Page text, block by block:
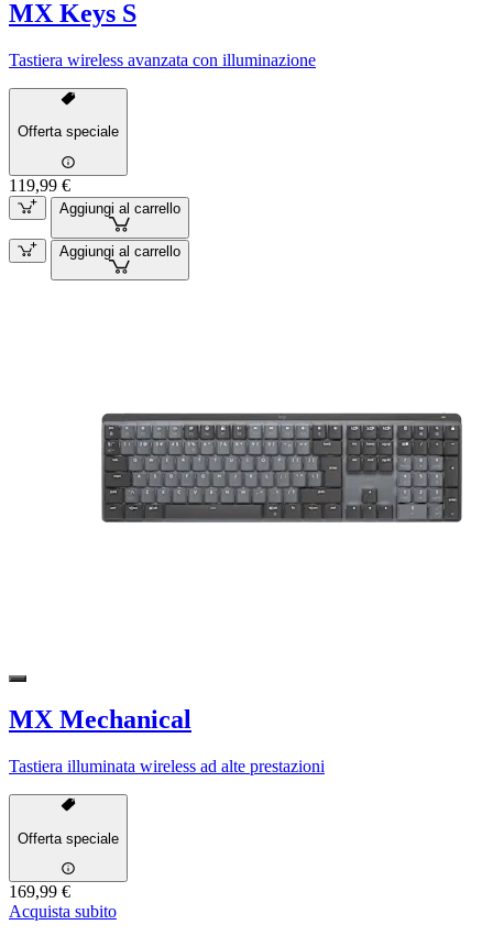
MX Keys S
Tastiera wireless avanzata con illuminazione
Offerta speciale
119,99 €
Aggiungi al carrello
Aggiungi al carrello
MX Mechanical
Tastiera illuminata wireless ad alte prestazioni
Offerta speciale
169,99 €
Acquista subito